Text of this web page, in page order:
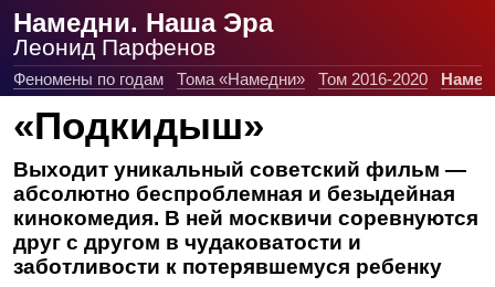
Намедни. Наша Эра
Леонид Парфенов
Феномены по годам Тома «Намедни» Том 2016-2020
«Подкидыш»
Выходит уникальный советский фильм —
абсолютно беспроблемная и безыдейная
кинокомедия. В ней москвичи соревнуются
друг с другом в чудаковатости и
заботливости к потерявшемуся ребенку